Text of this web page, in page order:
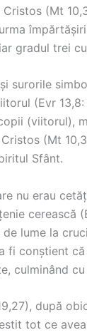
(Mt
gradul trei
surorile
(Evr 13,8:
(viitorul),
(Mt
Sfânt.
nu erau
cerească
lume la
fi conștient
culminând
după
tot ce